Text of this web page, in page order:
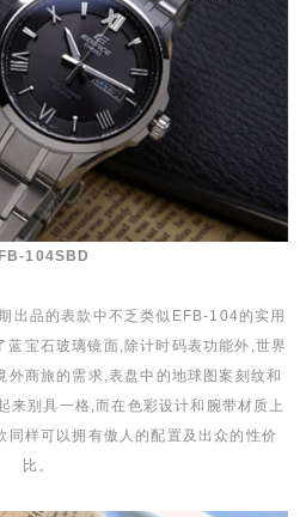
104SBD
出品的表款中不乏类似EFB-104的实用
宝石玻璃镜面,除计时码表功能外,世界
外商旅的需求,表盘中的地球图案刻纹和
来别具一格,而在色彩设计和腕带材质上
同样可以拥有傲人的配置及出众的性价
比。